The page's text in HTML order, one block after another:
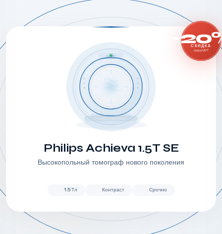
- СКИДКА
на все МРТ
MRI
Philips Achieva 1.5T SE
Высокопольный томограф нового поколения
1.5 Тл Контраст Срочно